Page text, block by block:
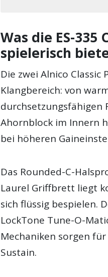
Was die ES-
spielerisch
Die zwei Alnico
Klangbereich: von
durchsetzungsfähigen
Ahornblock im Innern
bei höheren
Das Rounded-C-
Laurel Griffbrett liegt
sich flüssig bespielen.
LockTone Tune-O-
Mechaniken sorgen
Sustain.